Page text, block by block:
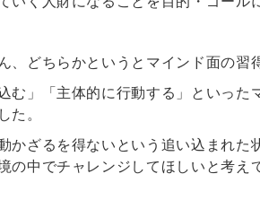
どちらかというとマインド面の習
」「主体的に行動する」といった
。
ざるを得ないという追い込まれた
中でチャレンジしてほしいと考え